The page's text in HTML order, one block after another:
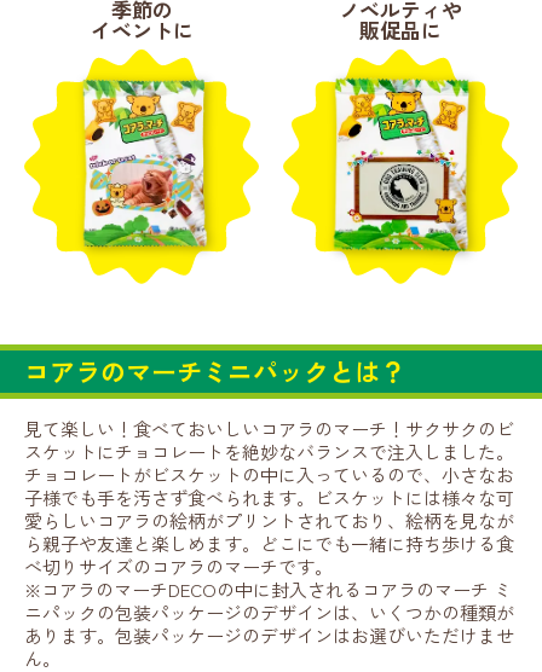
季節の
イベントに
ノベルティや
販促品に
コアラのマーチミニパックとは？
見て楽しい！食べておいしいコアラのマーチ！サクサクのビ
スケットにチョコレートを絶妙なバランスで注入しました。
チョコレートがビスケットの中に入っているので、小さなお
子様でも手を汚さず食べられます。ビスケットには様々な可
愛らしいコアラの絵柄がプリントされており、絵柄を見なが
ら親子や友達と楽しめます。どこにでも一緒に持ち歩ける食
べ切りサイズのコアラのマーチです。
※コアラのマーチDECOの中に封入されるコアラのマーチ ミ
ニパックの包装パッケージのデザインは、いくつかの種類が
あります。包装パッケージのデザインはお選びいただけませ
ん。